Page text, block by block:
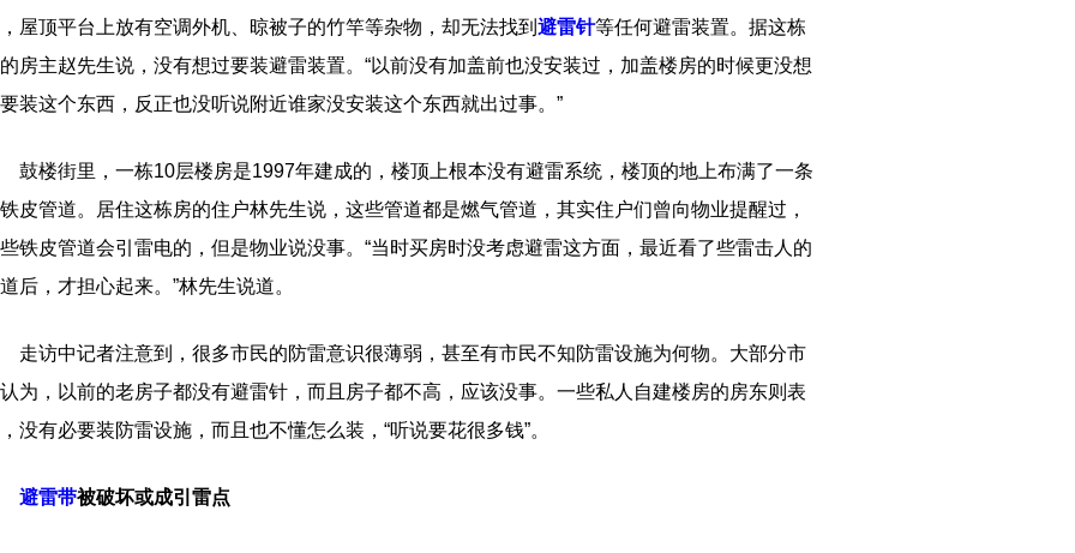
屋顶平台上放有空调外机、晾被子的竹竿等杂物，却无法找到 避雷针等任何避雷装置。据这栋
房主赵先生说，没有想过要装避雷装置。“以前没有加盖前也没安装过，加盖楼房的时候更没想
装这个东西，反正也没听说附近谁家没安装这个东西就出过事。”
楼街里，一栋10层楼房是1997年建成的，楼顶上根本没有避雷系统，楼顶的地上布满了一条
皮管道。居住这栋房的住户林先生说，这些管道都是燃气管道，其实住户们曾向物业提醒过，
铁皮管道会引雷电的，但是物业说没事。“当时买房时没考虑避雷这方面，最近看了些雷击人的
后，才担心起来。”林先生说道。
访中记者注意到，很多市民的防雷意识很薄弱，甚至有市民不知防雷设施为何物。大部分市
为，以前的老房子都没有避雷针，而且房子都不高，应该没事。一些私人自建楼房的房东则表
没有必要装防雷设施，而且也不懂怎么装，“听说要花很多钱”。
避雷带被破坏或成引雷点